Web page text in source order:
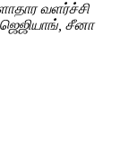
வளர்ச்சி
ஜெஜியாங், சீனா